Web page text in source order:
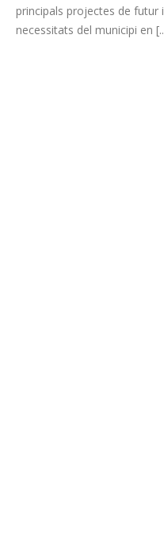
principals projectes de futur i les
necessitats del municipi en [...]